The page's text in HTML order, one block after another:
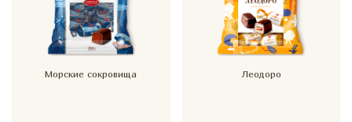
Морские сокровища Леодоро